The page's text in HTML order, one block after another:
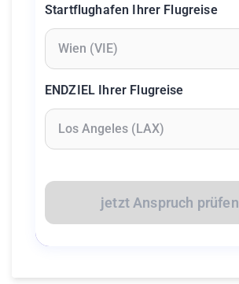
Startflughafen Ihrer Flugreise
ENDZIEL Ihrer Flugreise
jetzt Anspruch prüfen